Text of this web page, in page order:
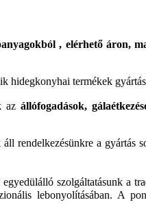
, elérhető áron,
hidegkonyhai termékek
az állófogadások,
áll rendelkezésünkre a
szolgáltatásunk a
lebonyolításában. A